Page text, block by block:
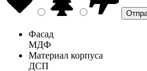
Фасад
МДФ
Материал корпуса
ДСП